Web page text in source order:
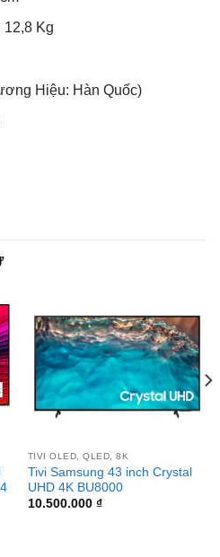
Kg
Hiệu: Hàn Quốc)
TIVI OLED, QLED, 8K
Tivi Samsung 43 inch Crystal
UHD 4K BU8000
10.500.000 ₫